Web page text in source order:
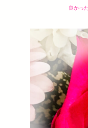
良かっ